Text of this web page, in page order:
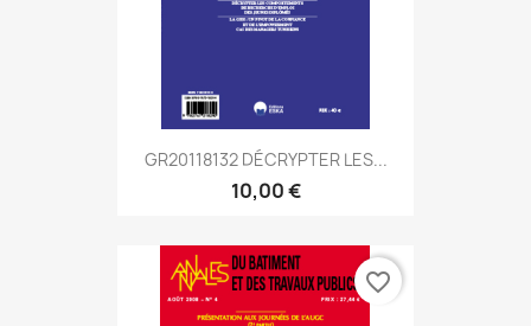
GR20118132 DÉCRYPTER LES...
10,00 €
favorite_border